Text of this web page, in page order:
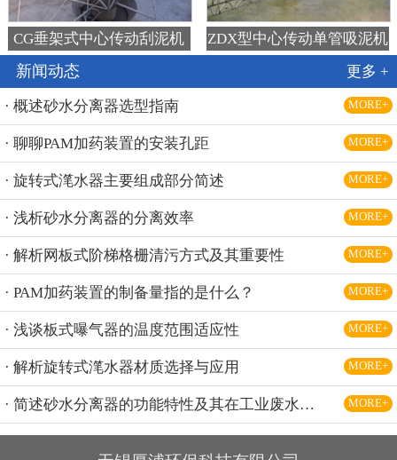
CG垂架式中心传动刮泥机 ZDX型中心传动单管吸泥机
新闻动态 更多 +
· 概述砂水分离器选型指南 MORE+
· 聊聊PAM加药装置的安装孔距 MORE+
· 旋转式滗水器主要组成部分简述 MORE+
· 浅析砂水分离器的分离效率 MORE+
· 解析网板式阶梯格栅清污方式及其重要性 MORE+
· PAM加药装置的制备量指的是什么？ MORE+
· 浅谈板式曝气器的温度范围适应性 MORE+
· 解析旋转式滗水器材质选择与应用 MORE+
· 简述砂水分离器的功能特性及其在工业废水处理中的应用 MORE+